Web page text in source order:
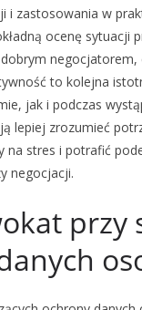
zastosowania w
ocenę sytuacji
to kolejna
jak i podczas
lepiej zrozumieć
stres i potrafić
negocjacji.
przy